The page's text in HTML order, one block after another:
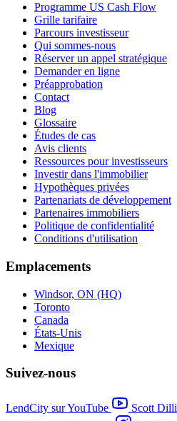
Programme US Cash Flow
Grille tarifaire
Parcours investisseur
Qui sommes-nous
Réserver un appel stratégique
Demander en ligne
Préapprobation
Contact
Blog
Glossaire
Études de cas
Avis clients
Ressources pour investisseurs
Investir dans l'immobilier
Hypothèques privées
Partenariats de développement
Partenaires immobiliers
Politique de confidentialité
Conditions d'utilisation
Emplacements
Windsor, ON (HQ)
Toronto
Canada
États-Unis
Mexique
Suivez-nous
LendCity sur YouTube
Scott